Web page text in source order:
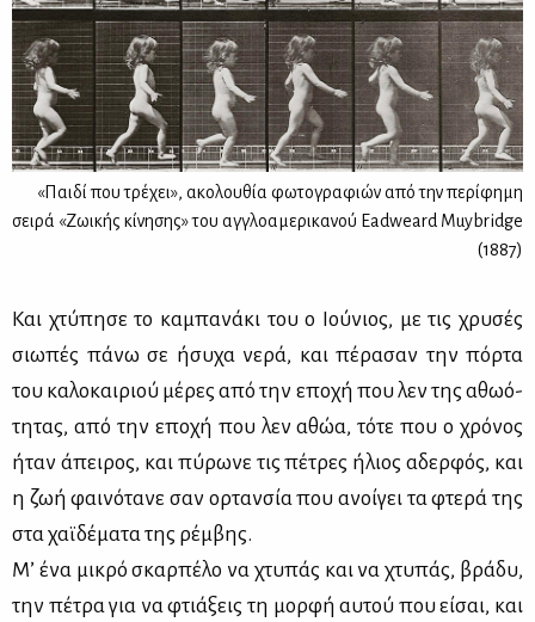
«Παιδί που τρέχει», ακολουθία φωτογραφιών από την περίφημη
σειρά «Ζωικής κίνησης» του αγγλοαμερικανού Eadweard Muybridge
(1887)
Και χτύ­πη­σε το κα­μπα­νά­κι του ο Ιού­νιος, με τις χρυ­σές
σιω­πές πά­νω σε ήσυ­χα νε­ρά, και πέ­ρα­σαν την πόρ­τα
του κα­λο­και­ριού μέ­ρες από την επο­χή που λεν της αθω­ό­
τη­τας, από την επο­χή που λεν αθώα, τό­τε που ο χρό­νος
ήταν άπει­ρος, και πύ­ρω­νε τις πέ­τρες ήλιος αδερ­φός, και
η ζωή φαι­νό­τα­νε σαν ορ­ταν­σία που ανοί­γει τα φτε­ρά της
στα χαϊ­δέ­μα­τα της ρέμ­βης.
Μ’ ένα μι­κρό σκαρ­πέ­λο να χτυ­πάς και να χτυ­πάς, βρά­δυ,
την πέ­τρα για να φτιά­ξεις τη μορ­φή αυ­τού που εί­σαι, και